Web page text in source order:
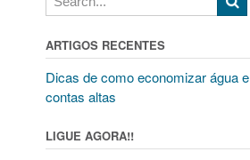
ARTIGOS RECENTES
Dicas de como economizar água e
contas altas
LIGUE AGORA!!